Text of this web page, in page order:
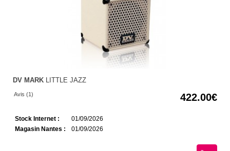
DV MARK LITTLE JAZZ
Avis (1) 422.00
Stock Internet :
01/09/2026
Magasin Nantes :
01/09/2026